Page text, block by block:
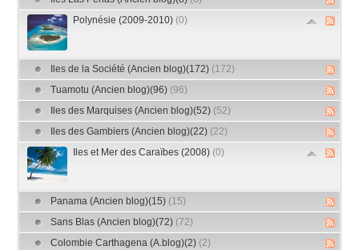
Polynésie (2009-2010) (0)
Iles de la Société (Ancien blog)(172) (172)
Tuamotu (Ancien blog)(96) (96)
Iles des Marquises (Ancien blog)(52) (52)
Iles des Gambiers (Ancien blog)(22) (22)
Iles et Mer des Caraïbes (2008) (0)
Panama (Ancien blog)(15) (15)
Sans Blas (Ancien blog)(72) (72)
Colombie Carthagena (A.blog)(2) (2)